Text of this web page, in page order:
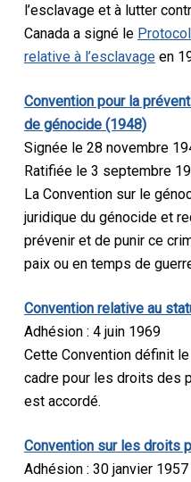
l’esclavage et à lutter
Canada a signé le
relative à l’esclavageen
Convention pour la
de génocide (1948)
Signée le 28 novembre
Ratifiée le 3 septembre
La Convention sur le
juridique du génocide et
prévenir et de punir ce
paix ou en temps de
Convention relative au
Adhésion : 4 juin 1969
Cette Convention définit
cadre pour les droits des
est accordé.
Convention sur les droits
Adhésion : 30 janvier 1957